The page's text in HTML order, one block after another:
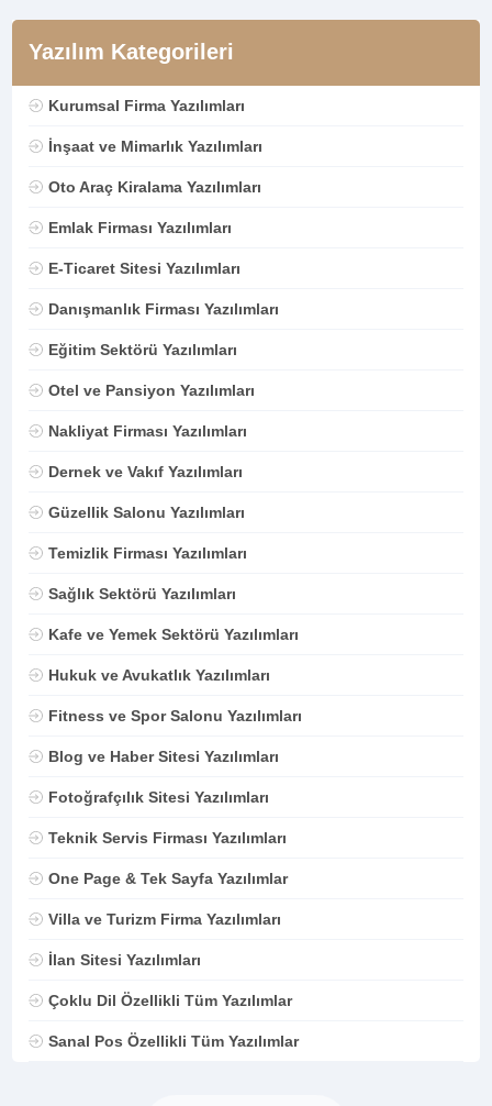
Yazılım Kategorileri
Kurumsal Firma Yazılımları
İnşaat ve Mimarlık Yazılımları
Oto Araç Kiralama Yazılımları
Emlak Firması Yazılımları
E-Ticaret Sitesi Yazılımları
Danışmanlık Firması Yazılımları
Eğitim Sektörü Yazılımları
Otel ve Pansiyon Yazılımları
Nakliyat Firması Yazılımları
Dernek ve Vakıf Yazılımları
Güzellik Salonu Yazılımları
Temizlik Firması Yazılımları
Sağlık Sektörü Yazılımları
Kafe ve Yemek Sektörü Yazılımları
Hukuk ve Avukatlık Yazılımları
Fitness ve Spor Salonu Yazılımları
Blog ve Haber Sitesi Yazılımları
Fotoğrafçılık Sitesi Yazılımları
Teknik Servis Firması Yazılımları
One Page & Tek Sayfa Yazılımlar
Villa ve Turizm Firma Yazılımları
İlan Sitesi Yazılımları
Çoklu Dil Özellikli Tüm Yazılımlar
Sanal Pos Özellikli Tüm Yazılımlar